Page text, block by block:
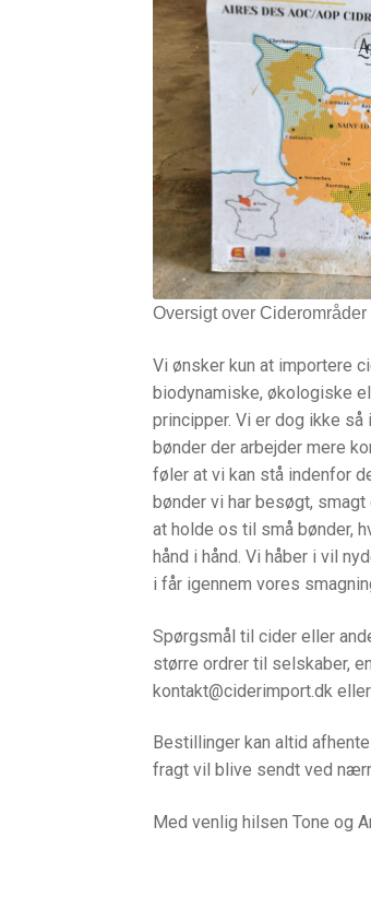
Oversigt over
Vi ønsker kun at importere
biodynamiske, økologiske
principper. Vi er dog ikke
bønder der arbejder mere
føler at vi kan stå indenfor
bønder vi har besøgt,
at holde os til små bønder,
hånd i hånd. Vi håber i vil
i får igennem vores
Spørgsmål til cider eller
større ordrer til selskaber,
kontakt@ciderimport.dk
Bestillinger kan altid
fragt vil blive sendt ved
Med venlig hilsen Tone og